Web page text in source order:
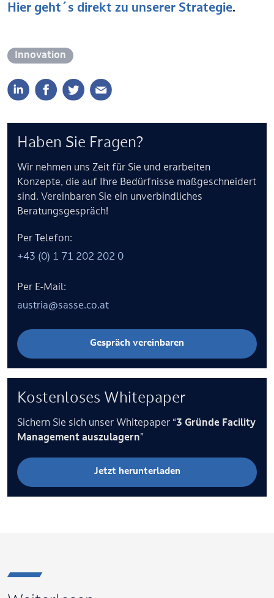
Hier geht´s direkt zu unserer Strategie.
Innovation
Haben Sie Fragen?
Wir nehmen uns Zeit für Sie und erarbeiten
Konzepte, die auf Ihre Bedürfnisse maßgeschneidert
sind. Vereinbaren Sie ein unverbindliches
Beratungsgespräch!
Per Telefon:
+43 (0) 1 71 202 202 0
Per E-Mail:
austria@sasse.co.at
Gespräch vereinbaren
Kostenloses Whitepaper
Sichern Sie sich unser Whitepaper “3 Gründe Facility
Management auszulagern”
Jetzt herunterladen